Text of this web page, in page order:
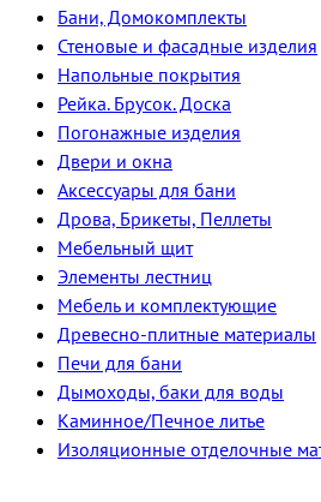
Бани, Домокомплекты
Стеновые и фасадные изделия
Напольные покрытия
Рейка. Брусок. Доска
Погонажные изделия
Двери и окна
Аксессуары для бани
Дрова, Брикеты, Пеллеты
Мебельный щит
Элементы лестниц
Мебель и комплектующие
Древесно-плитные материалы
Печи для бани
Дымоходы, баки для воды
Каминное/Печное литье
Изоляционные отделочные